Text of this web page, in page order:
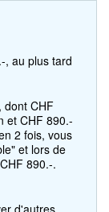
, au plus tard
dont CHF
et CHF 890.-
2 fois, vous
et lors de
890.-.
d'autres